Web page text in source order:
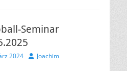
Seminar
2024 AutorJoachim